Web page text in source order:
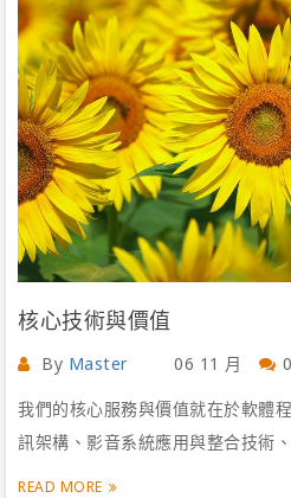
核心技術與價值
By Master 06 11 月
0
我們的核心服務與價值就在於軟體
訊架構、影音系統應用與整合技術
READ MORE